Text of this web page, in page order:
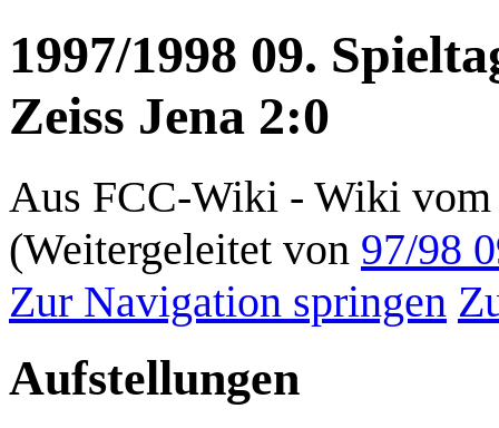
1997/1998 09.
Zeiss Jena 2:0
Aus FCC-Wiki - Wiki vom
(Weitergeleitet von 97/98
Zur Navigation springen
Aufstellungen